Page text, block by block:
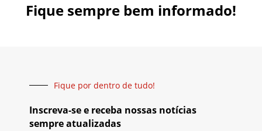
Fique sempre bem informado!
Fique por dentro de tudo!
Inscreva-se e receba nossas notícias
sempre atualizadas